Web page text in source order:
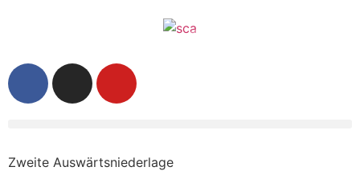
Zweite Auswärtsniederlage